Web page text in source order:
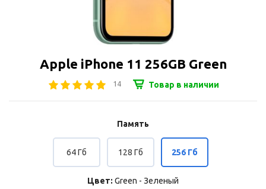
Apple iPhone 11 256GB Green
14 Товар в наличии
Память
64 Гб 128 Гб 256 Гб
Цвет: Green - Зеленый